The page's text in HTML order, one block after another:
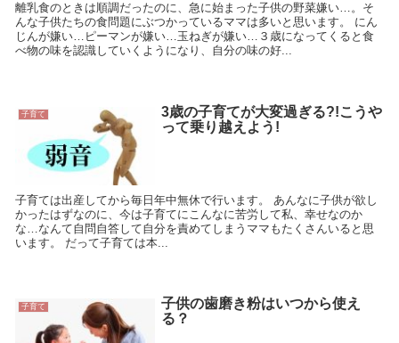
離乳食のときは順調だったのに、急に始まった子供の野菜嫌い…。そ
んな子供たちの食問題にぶつかっているママは多いと思います。 にん
じんが嫌い…ピーマンが嫌い…玉ねぎが嫌い…３歳になってくると食
べ物の味を認識していくようになり、自分の味の好...
子育て
3歳の子育てが大変過ぎる?!こうや
って乗り越えよう!
子育ては出産してから毎日年中無休で行います。 あんなに子供が欲し
かったはずなのに、今は子育てにこんなに苦労して私、幸せなのか
な…なんて自問自答して自分を責めてしまうママもたくさんいると思
います。 だって子育ては本...
子育て
子供の歯磨き粉はいつから使え
る？